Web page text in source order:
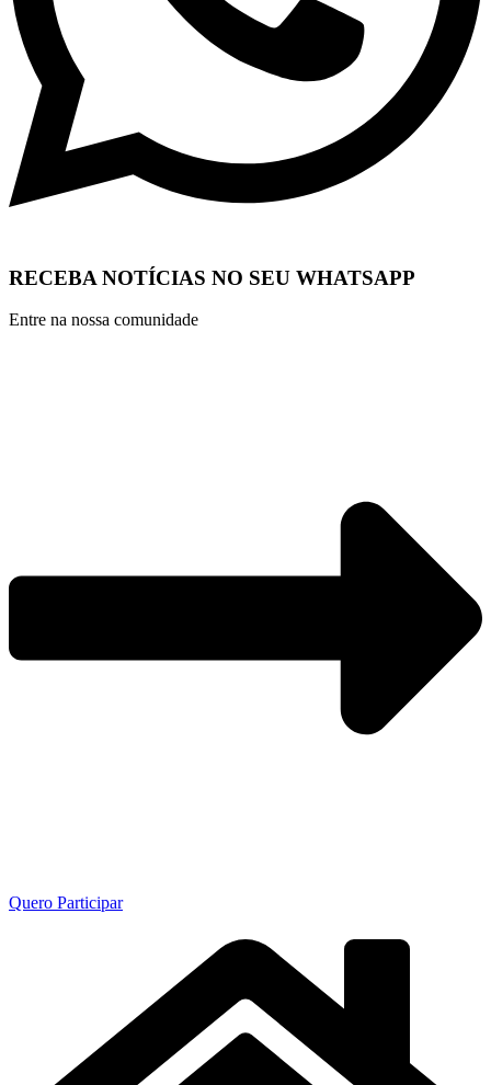
RECEBA NOTÍCIAS NO SEU WHATSAPP
Entre na nossa comunidade
Quero Participar